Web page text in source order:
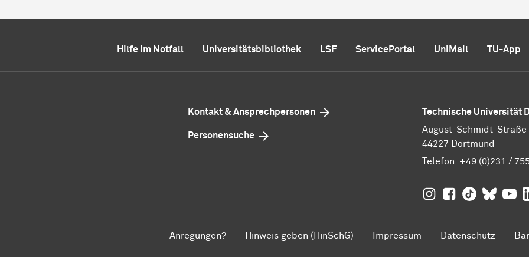
Hilfe im Notfall Universitätsbibliothek LSF ServicePortal UniMail TU-App
Kontakt & Ansprechpersonen
Personensuche
Technische Universität
August-Schmidt-Straße
44227 Dortmund
Telefon: +49 (0)231 /
TU Dortmund auf
TU Dortmund
TU TU
Anregungen? Hinweis geben (HinSchG) Impressum Datenschutz